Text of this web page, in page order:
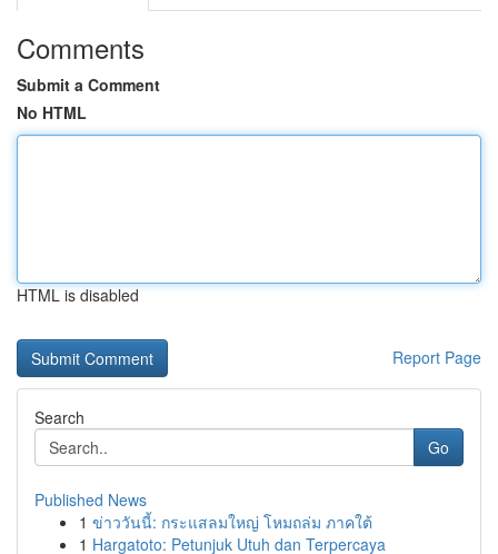
Comments
Submit a Comment
No HTML
HTML is disabled
Report Page
Search
Go
Published News
1 ข่าววันนี้: กระแสลมใหญ่ โหมถล่ม ภาคใต้
1 Hargatoto: Petunjuk Utuh dan Terpercaya